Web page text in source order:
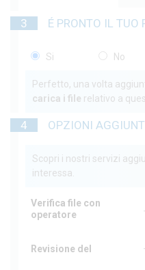
3 É PRONTO IL TUO
Si No
Perfetto, una volta
carica i file relativo a
4 OPZIONI
Scopri i nostri servizi
interessa.
Verifica file con
operatore
Revisione del